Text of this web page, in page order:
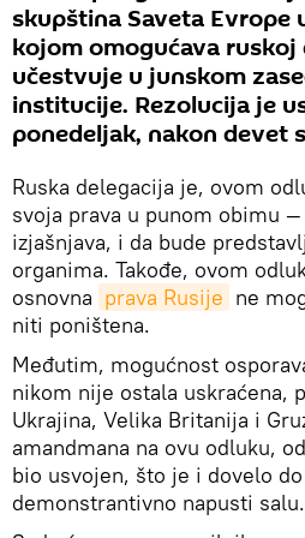
skupština Saveta Evrope
kojom omogućava ruskoj
učestvuje u junskom
institucije. Rezolucija je
ponedeljak, nakon devet
Ruska delegacija je, ovom
svoja prava u punom obimu —
izjašnjava, i da bude
organima. Takođe, ovom
osnovna prava Rusije ne
niti poništena.
Međutim, mogućnost
nikom nije ostala uskraćena,
Ukrajina, Velika Britanija i
amandmana na ovu odluku,
bio usvojen, što je i dovelo
demonstrantivno napusti salu.